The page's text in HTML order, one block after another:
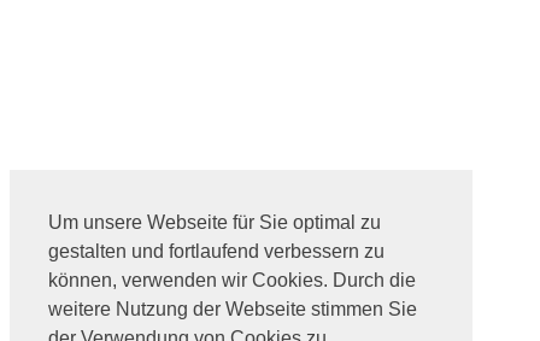
Um unsere Webseite für Sie optimal zu
gestalten und fortlaufend verbessern zu
können, verwenden wir Cookies. Durch die
weitere Nutzung der Webseite stimmen Sie